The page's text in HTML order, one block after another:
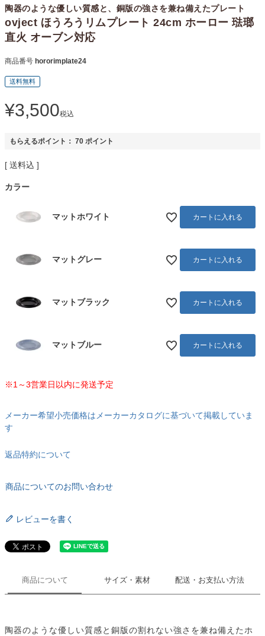
陶器のような優しい質感と、銅版の強さを兼ね備えたプレート
ovject ほうろうリムプレート 24cm ホーロー 琺瑯
直火 オーブン対応
商品番号 hororimplate24
送料無料
¥3,500税込
もらえるポイント： 70 ポイント
送料込
カラー
マットホワイト カートに入れる
マットグレー カートに入れる
マットブラック カートに入れる
マットブルー カートに入れる
※1～3営業日以内に発送予定
メーカー希望小売価格はメーカーカタログに基づいて掲載していま
す
返品特約について
商品についてのお問い合わせ
レビューを書く
商品について サイズ・素材 配送・お支払い方法
陶器のような優しい質感と銅版の割れない強さを兼ね備えたホ